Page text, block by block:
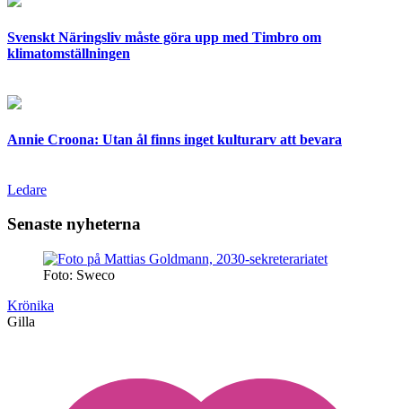
Svenskt Näringsliv måste göra upp med Timbro om
klimatomställningen
Annie Croona: Utan ål finns inget kulturarv att bevara
Ledare
Senaste nyheterna
Foto: Sweco
Krönika
Gilla